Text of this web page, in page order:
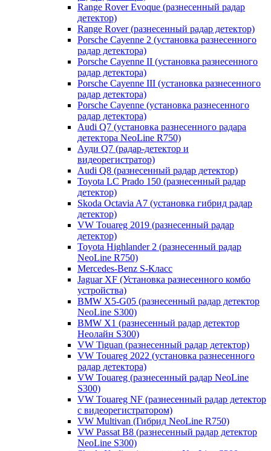
Range Rover Evoque (разнесенный радар
детектор)
Range Rover (разнесенный радар детектор)
Porsche Cayenne 2 (установка разнесенного
радар детектора)
Porsche Cayenne II (установка разнесенного
радар детектора)
Porsche Cayenne III (установка разнесенного
радар детектора)
Porsche Cayenne (установка разнесенного
радар детектора)
Audi Q7 (установка разнесенного радара
детектора NeoLine R750)
Ауди Q7 (радар-детектор и
видеорегистратор)
Audi Q8 (разнесенный радар детектор)
Toyota LC Prado 150 (разнесенный радар
детектор)
Skoda Octavia A7 (установка гибрид радар
детектор)
VW Touareg 2019 (разнесенный радар
детектор)
Toyota Highlander 2 (разнесенный радар
NeoLine R750)
Mercedes-Benz S-Класс
Jaguar XF (Установка разнесенного комбо
устройства)
BMW X5-G05 (разнесенный радар детектор
NeoLine S300)
BMW X1 (разнесенный радар детектор
Неолайн S300)
VW Tiguan (разнесенный радар детектор)
VW Touareg 2022 (установка разнесенного
радар детектора)
VW Touareg (разнесенный радар NeoLine
S300)
VW Touareg NF (разнесенный радар детектор
с видеорегистратором)
VW Multivan (Гибрид NeoLine R750)
VW Passat B8 (разнесенный радар детектор
NeoLine S300)